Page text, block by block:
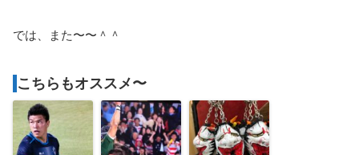
では、また〜〜＾＾
こちらもオススメ〜